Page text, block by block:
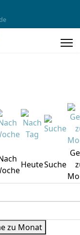
HeuteSuche
zu Monat